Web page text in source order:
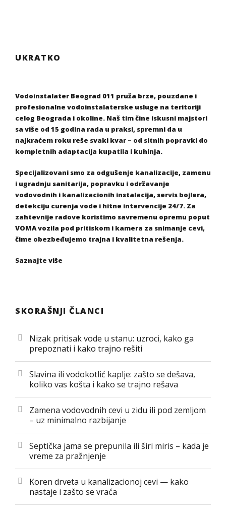
UKRATKO
Vodoinstalater Beograd 011 pruža brze, pouzdane i
profesionalne vodoinstalaterske usluge na teritoriji
celog Beograda i okoline. Naš tim čine iskusni majstori
sa više od 15 godina rada u praksi, spremni da u
najkraćem roku reše svaki kvar – od sitnih popravki do
kompletnih adaptacija kupatila i kuhinja.
Specijalizovani smo za odgušenje kanalizacije, zamenu
i ugradnju sanitarija, popravku i održavanje
vodovodnih i kanalizacionih instalacija, servis bojlera,
detekciju curenja vode i hitne intervencije 24/7. Za
zahtevnije radove koristimo savremenu opremu poput
VOMA vozila pod pritiskom i kamera za snimanje cevi,
čime obezbeđujemo trajna i kvalitetna rešenja.
Saznajte više
SKORAŠNJI ČLANCI
Nizak pritisak vode u stanu: uzroci, kako ga
prepoznati i kako trajno rešiti
Slavina ili vodokotlić kaplje: zašto se dešava,
koliko vas košta i kako se trajno rešava
Zamena vodovodnih cevi u zidu ili pod zemljom
– uz minimalno razbijanje
Septička jama se prepunila ili širi miris – kada je
vreme za pražnjenje
Koren drveta u kanalizacionoj cevi — kako
nastaje i zašto se vraća